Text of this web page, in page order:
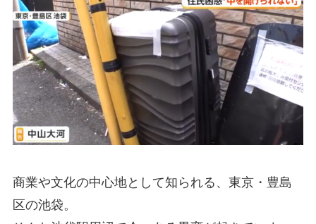
商業や文化の中心地として知られる、東京・豊島
区の池袋。